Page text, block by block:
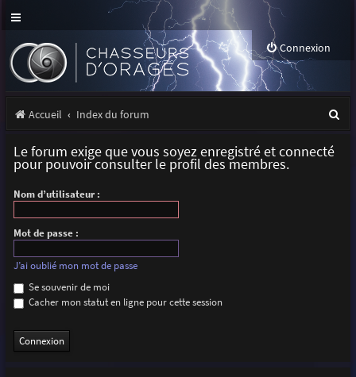
Connexion
Accueil Index du forum
Le forum exige que vous soyez enregistré et connecté
pour pouvoir consulter le profil des membres.
Nom d’utilisateur :
Mot de passe :
J’ai oublié mon mot de passe
Se souvenir de moi
Cacher mon statut en ligne pour cette session